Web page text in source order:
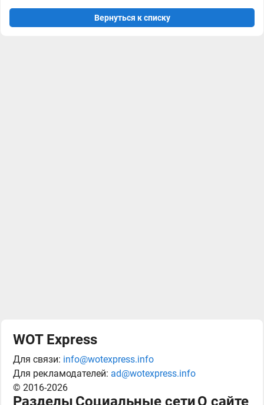
Вернуться к списку
WOT Express
Для связи: info@wotexpress.info
Для рекламодателей: ad@wotexpress.info
© 2016-2026
Разделы Социальные сетиО сайте